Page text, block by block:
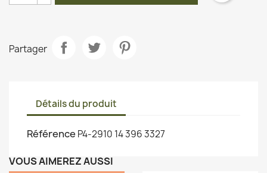
Partager
Détails du produit
Référence P4-2910 14 396 3327
VOUS AIMEREZ AUSSI